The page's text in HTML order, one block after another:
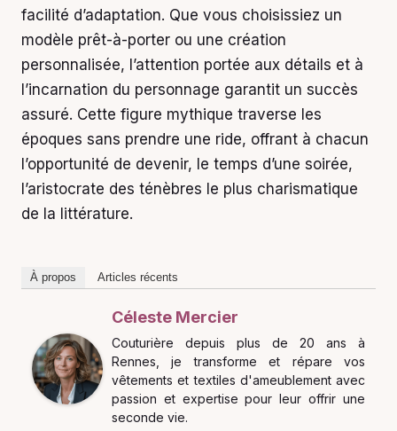
facilité d’adaptation. Que vous choisissiez un
modèle prêt-à-porter ou une création
personnalisée, l’attention portée aux détails et à
l’incarnation du personnage garantit un succès
assuré. Cette figure mythique traverse les
époques sans prendre une ride, offrant à chacun
l’opportunité de devenir, le temps d’une soirée,
l’aristocrate des ténèbres le plus charismatique
de la littérature.
À propos Articles récents
Céleste Mercier
Couturière depuis plus de 20 ans à
Rennes, je transforme et répare vos
vêtements et textiles d'ameublement avec
passion et expertise pour leur offrir une
seconde vie.